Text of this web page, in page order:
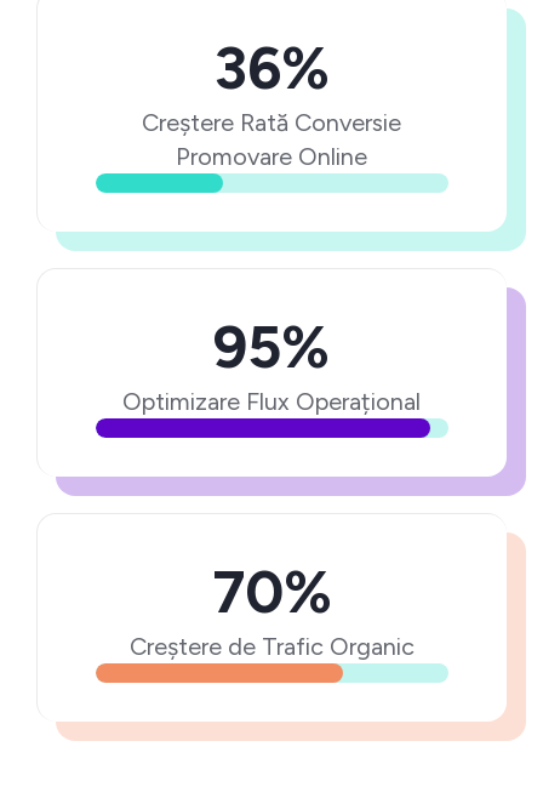
36%
Creștere Rată Conversie
Promovare Online
95%
Optimizare Flux Operațional
70%
Creștere de Trafic Organic